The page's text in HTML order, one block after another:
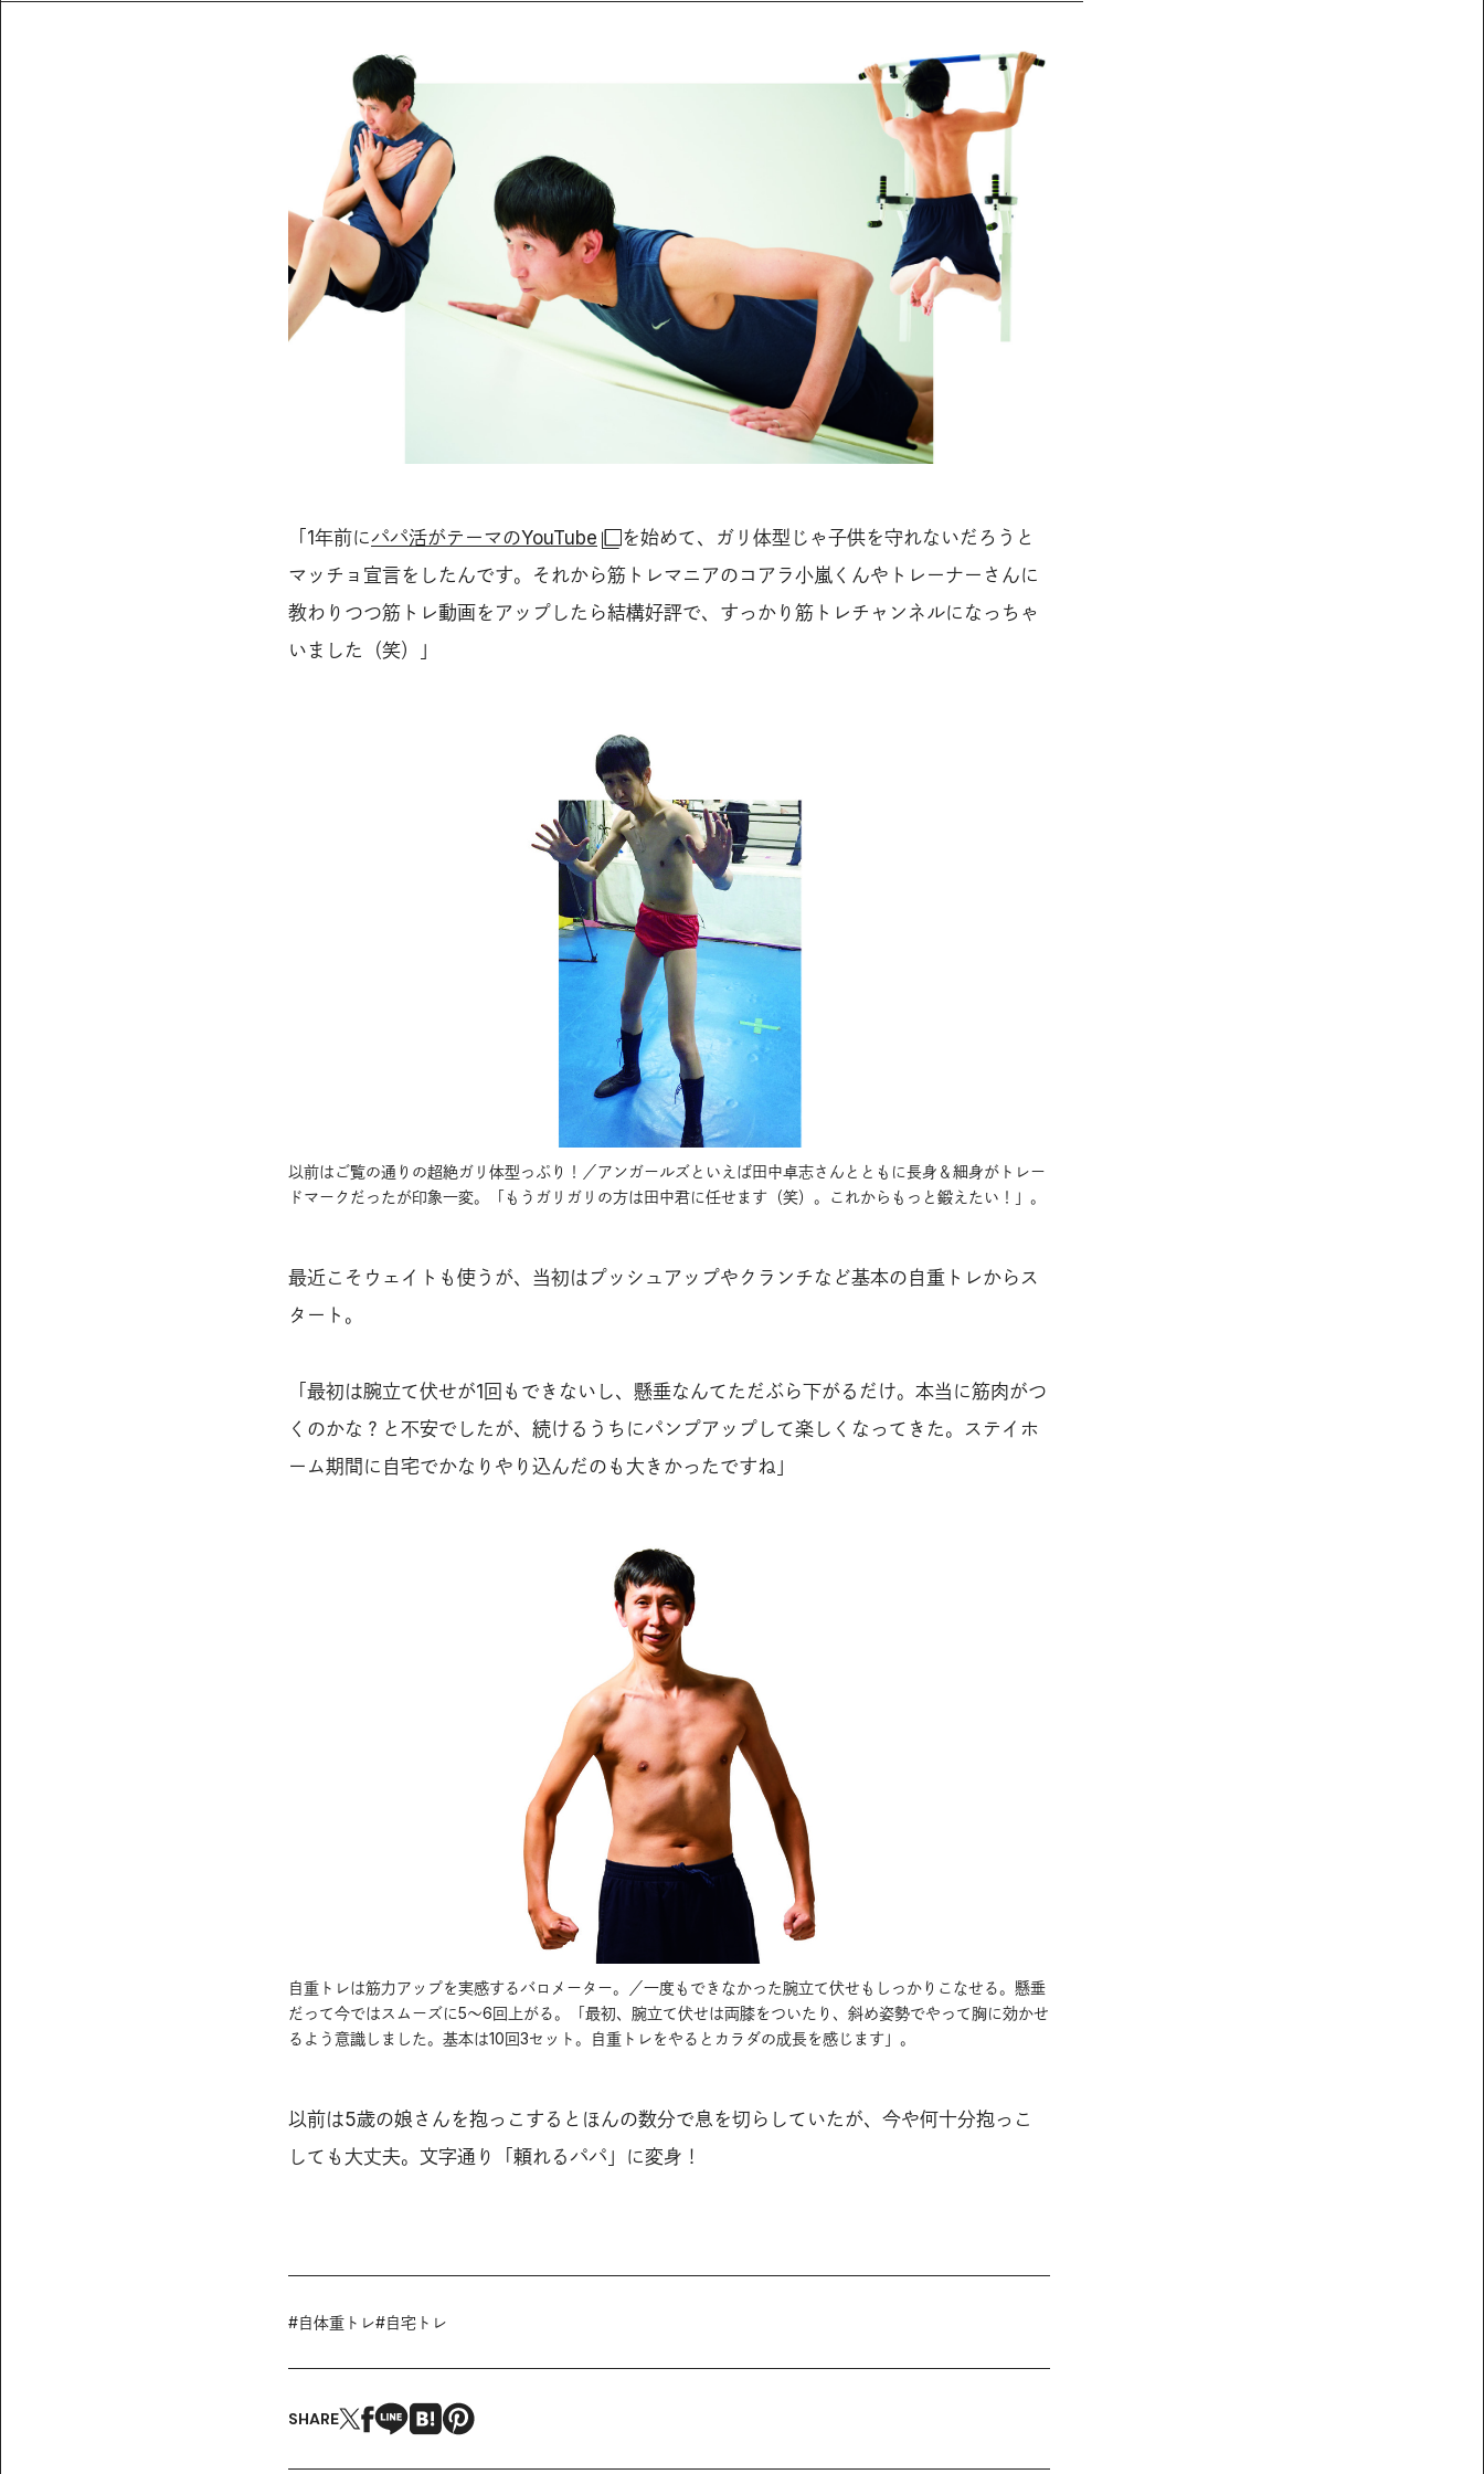
「1年前にパパ活がテーマのYouTube
を始めて、ガリ体型じゃ子供を守れないだろうと
マッチョ宣言をしたんです。それから筋トレマニアのコアラ小嵐くんやトレーナーさんに
教わりつつ筋トレ動画をアップしたら結構好評で、すっかり筋トレチャンネルになっちゃ
いました（笑）」
以前はご覧の通りの超絶ガリ体型っぷり！／アンガールズといえば田中卓志さんとともに長身＆細身がトレー
ドマークだったが印象一変。「もうガリガリの方は田中君に任せます（笑）。これからもっと鍛えたい！」。
最近こそウェイトも使うが、当初はプッシュアップやクランチなど基本の自重トレからス
タート。
「最初は腕立て伏せが1回もできないし、懸垂なんてただぶら下がるだけ。本当に筋肉がつ
くのかな？と不安でしたが、続けるうちにパンプアップして楽しくなってきた。ステイホ
ーム期間に自宅でかなりやり込んだのも大きかったですね」
自重トレは筋力アップを実感するバロメーター。／一度もできなかった腕立て伏せもしっかりこなせる。懸垂
だって今ではスムーズに5～6回上がる。「最初、腕立て伏せは両膝をついたり、斜め姿勢でやって胸に効かせ
るよう意識しました。基本は10回3セット。自重トレをやるとカラダの成長を感じます」。
以前は5歳の娘さんを抱っこするとほんの数分で息を切らしていたが、今や何十分抱っこ
しても大丈夫。文字通り「頼れるパパ」に変身！
#自体重トレ#自宅トレ
SHARE